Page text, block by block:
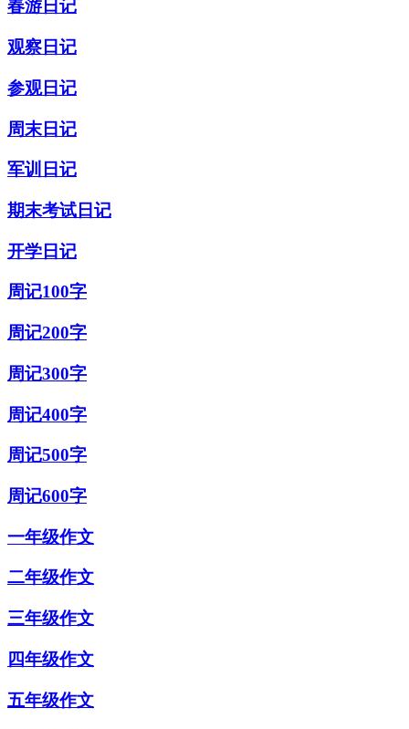
春游日记
观察日记
参观日记
周末日记
军训日记
期末考试日记
开学日记
周记100字
周记200字
周记300字
周记400字
周记500字
周记600字
一年级作文
二年级作文
三年级作文
四年级作文
五年级作文